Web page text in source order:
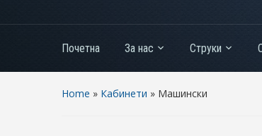
Почетна За нас Струки
Home » Кабинети » Машински